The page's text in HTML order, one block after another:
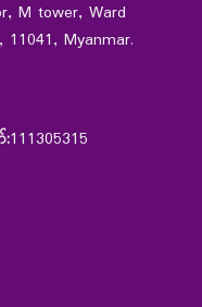
M tower, Ward
Myanmar.
:111305315